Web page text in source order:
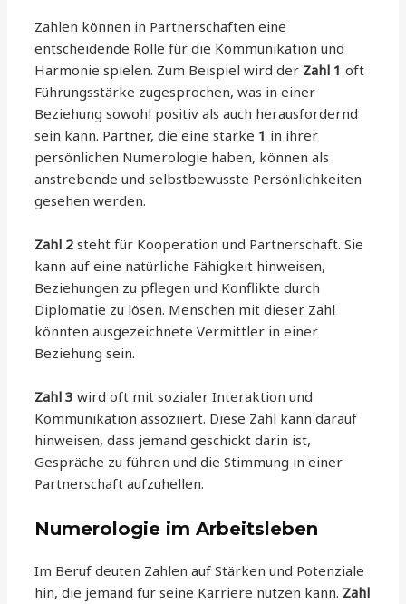
Zahlen können in Partnerschaften eine
entscheidende Rolle für die Kommunikation und
Harmonie spielen. Zum Beispiel wird der Zahl 1 oft
Führungsstärke zugesprochen, was in einer
Beziehung sowohl positiv als auch herausfordernd
sein kann. Partner, die eine starke 1 in ihrer
persönlichen Numerologie haben, können als
anstrebende und selbstbewusste Persönlichkeiten
gesehen werden.
Zahl 2 steht für Kooperation und Partnerschaft. Sie
kann auf eine natürliche Fähigkeit hinweisen,
Beziehungen zu pflegen und Konflikte durch
Diplomatie zu lösen. Menschen mit dieser Zahl
könnten ausgezeichnete Vermittler in einer
Beziehung sein.
Zahl 3 wird oft mit sozialer Interaktion und
Kommunikation assoziiert. Diese Zahl kann darauf
hinweisen, dass jemand geschickt darin ist,
Gespräche zu führen und die Stimmung in einer
Partnerschaft aufzuhellen.
Numerologie im Arbeitsleben
Im Beruf deuten Zahlen auf Stärken und Potenziale
hin, die jemand für seine Karriere nutzen kann. Zahl